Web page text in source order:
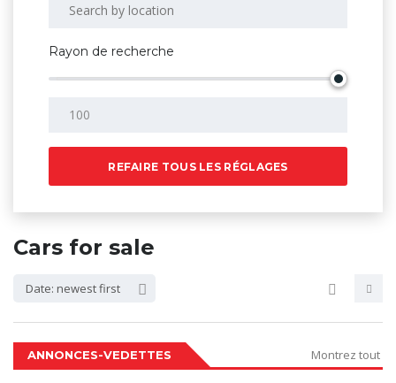
Rayon de recherche
REFAIRE TOUS LES RÉGLAGES
Cars for sale
Date: newest first
ANNONCES-VEDETTES Montrez tout